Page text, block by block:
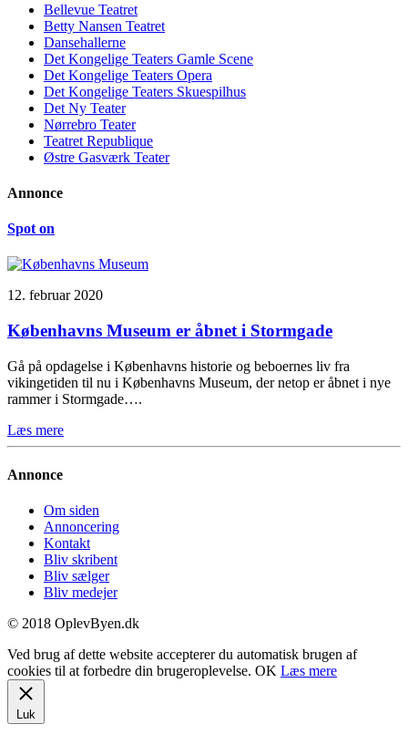
Bellevue Teatret
Betty Nansen Teatret
Dansehallerne
Det Kongelige Teaters Gamle Scene
Det Kongelige Teaters Opera
Det Kongelige Teaters Skuespilhus
Det Ny Teater
Nørrebro Teater
Teatret Republique
Østre Gasværk Teater
Annonce
Spot on
12. februar 2020
Københavns Museum er åbnet i Stormgade
Gå på opdagelse i Københavns historie og beboernes liv fra
vikingetiden til nu i Københavns Museum, der netop er åbnet i nye
rammer i Stormgade….
Læs mere
Annonce
Om siden
Annoncering
Kontakt
Bliv skribent
Bliv sælger
Bliv medejer
© 2018 OplevByen.dk
Ved brug af dette website accepterer du automatisk brugen af
cookies til at forbedre din brugeroplevelse. OK Læs mere
Luk